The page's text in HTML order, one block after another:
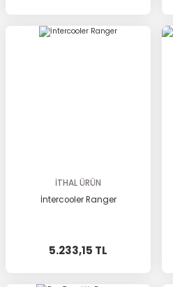
İTHAL ÜRÜN
İntercooler Ranger
5.233,15 TL